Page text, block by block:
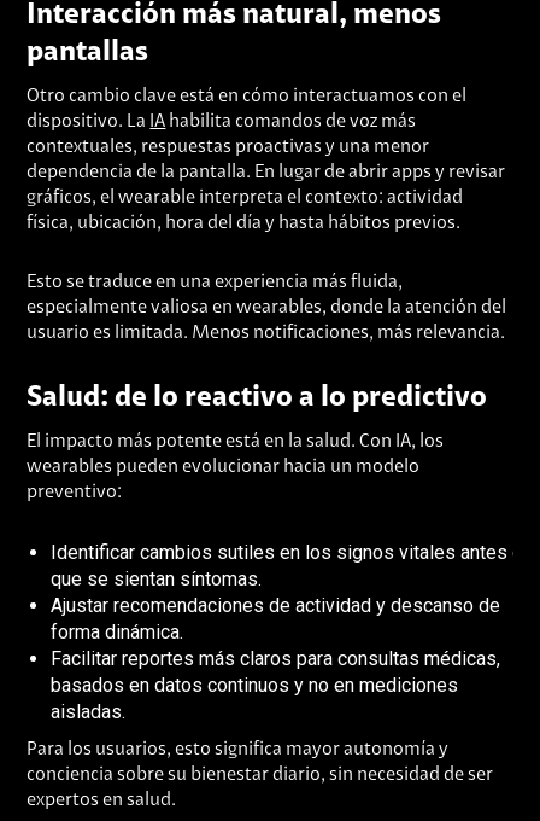
Interacción más natural, menos
pantallas
Otro cambio clave está en cómo interactuamos con el
dispositivo. La IA habilita comandos de voz más
contextuales, respuestas proactivas y una menor
dependencia de la pantalla. En lugar de abrir apps y revisar
gráficos, el wearable interpreta el contexto: actividad
física, ubicación, hora del día y hasta hábitos previos.
Esto se traduce en una experiencia más fluida,
especialmente valiosa en wearables, donde la atención del
usuario es limitada. Menos notificaciones, más relevancia.
Salud: de lo reactivo a lo predictivo
El impacto más potente está en la salud. Con IA, los
wearables pueden evolucionar hacia un modelo
preventivo:
Identificar cambios sutiles en los signos vitales antes de
que se sientan síntomas.
Ajustar recomendaciones de actividad y descanso de
forma dinámica.
Facilitar reportes más claros para consultas médicas,
basados en datos continuos y no en mediciones
aisladas.
Para los usuarios, esto significa mayor autonomía y
conciencia sobre su bienestar diario, sin necesidad de ser
expertos en salud.